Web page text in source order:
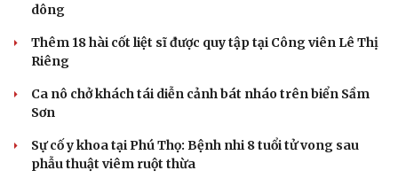
Tư vấn
check-in
Cửa sổ tình yêu
dông
Thêm 18 hài cốt liệt sĩ được quy tập tại Công viên Lê Thị
Riêng
Ca nô chở khách tái diễn cảnh bát nháo trên biển Sầm
Sơn
Sự cố y khoa tại Phú Thọ: Bệnh nhi 8 tuổi tử vong sau
phẫu thuật viêm ruột thừa